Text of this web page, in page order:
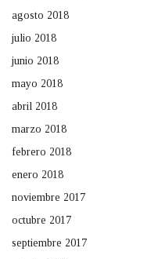
agosto 2018
julio 2018
junio 2018
mayo 2018
abril 2018
marzo 2018
febrero 2018
enero 2018
noviembre 2017
octubre 2017
septiembre 2017